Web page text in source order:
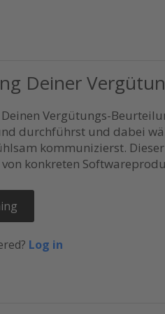
Deiner
Deinen Vergütungs-
durchführst und dabei
kommunizierst.
konkreten
Log in